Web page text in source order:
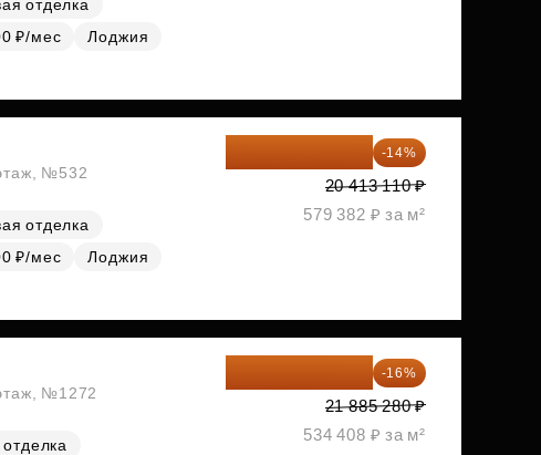
отделка
₽/мес
Лоджия
№532
отделка
₽/мес
Лоджия
-14%
20 413 110 ₽
579 382 ₽ за м²
№1272
-16%
21 885 280 ₽
534 408 ₽ за м²